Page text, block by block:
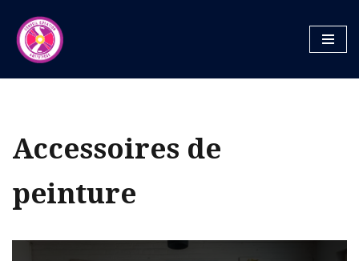
Aller
au
contenu
Accessoires de
peinture